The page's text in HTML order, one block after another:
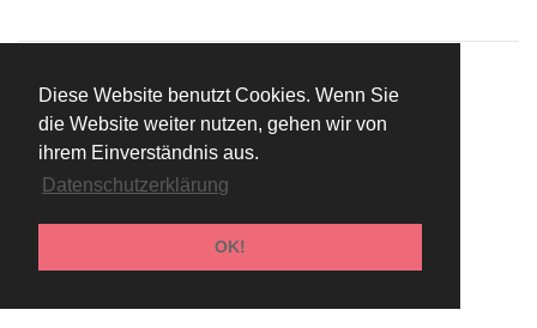
Diese Website benutzt Cookies. Wenn Sie
die Website weiter nutzen, gehen wir von
ihrem Einverständnis aus.
Datenschutzerklärung
OK!
DATENSCHUTZ AGB WIDERRUFSBELEHRUNG